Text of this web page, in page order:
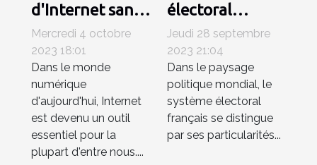
d'Internet sans
antivirus:
comprendre les
risques
Mercredi 4 octobre
2023 18:01
Dans le monde
numérique
d'aujourd'hui, Internet
est devenu un outil
essentiel pour la
plupart d'entre nous....
électoral
français: une
analyse
approfondie
Jeudi 28 septembre
2023 21:04
Dans le paysage
politique mondial, le
système électoral
français se distingue
par ses particularités...